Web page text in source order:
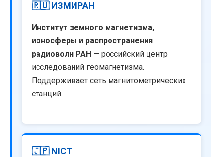
🇷🇺 ИЗМИРАН
Институт земного магнетизма,
ионосферы и распространения
радиоволн РАН — российский центр
исследований геомагнетизма.
Поддерживает сеть магнитометрических
станций.
🇯🇵 NICT